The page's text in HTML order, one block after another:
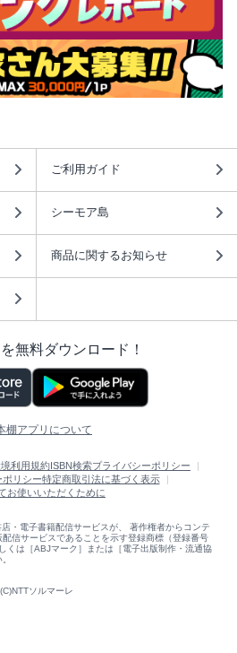
ご利用ガイド
シーモア島
商品に関するお知らせ
無料ダウンロード！
棚アプリについて
利用規約ISBN検索プライバシーポリシー
リシー特定商取引法に基づく表示
お使いいただくために
・電子書籍配信サービスが、 著作権者からコンテ
信サービスであることを示す登録商標（登録番号
くは［ABJマーク］または［電子出版制作・流通協
(C)NTTソルマーレ